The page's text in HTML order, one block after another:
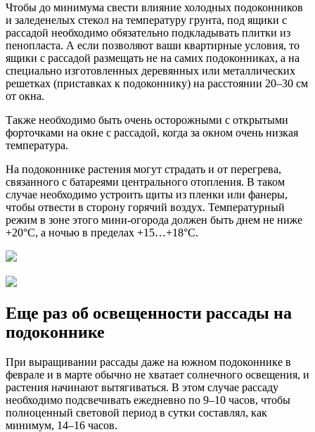
Чтобы до минимума свести влияние холодных подоконников
и заледенелых стекол на температуру грунта, под ящики с
рассадой необходимо обязательно подкладывать плитки из
пенопласта. А если позволяют ваши квартирные условия, то
ящики с рассадой размещать не на самих подоконниках, а на
специально изготовленных деревянных или металлических
решетках (приставках к подоконнику) на расстоянии 20–30 см
от окна.
Также необходимо быть очень осторожными с открытыми
форточками на окне с рассадой, когда за окном очень низкая
температура.
На подоконнике растения могут страдать и от перегрева,
связанного с батареями центрального отопления. В таком
случае необходимо устроить щиты из пленки или фанеры,
чтобы отвести в сторону горячий воздух. Температурный
режим в зоне этого мини-огорода должен быть днем не ниже
+20°С, а ночью в пределах +15…+18°С.
Еще раз об освещенности рассады на
подоконнике
При выращивании рассады даже на южном подоконнике в
феврале и в марте обычно не хватает солнечного освещения, и
растения начинают вытягиваться. В этом случае рассаду
необходимо подсвечивать ежедневно по 9–10 часов, чтобы
полноценный световой период в сутки составлял, как
минимум, 14–16 часов.